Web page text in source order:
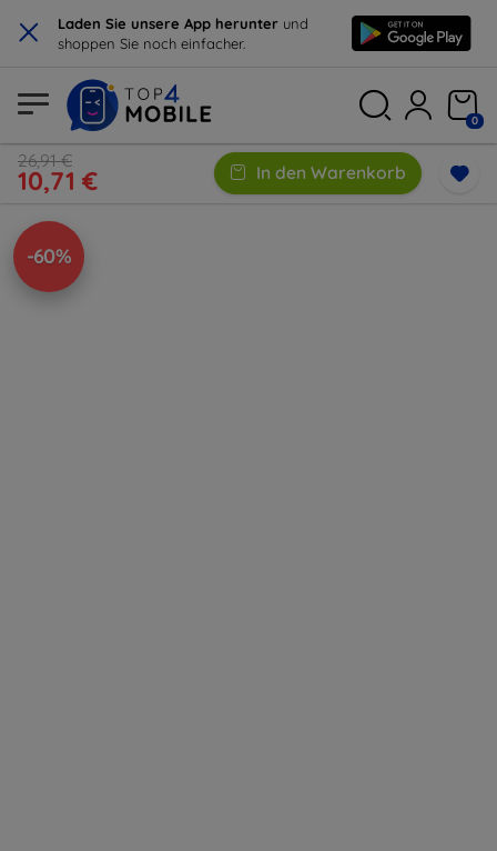
× Laden Sie unsere App herunter und
shoppen Sie noch einfacher.
0
26,91 €
10,71 € In den Warenkorb
-60%